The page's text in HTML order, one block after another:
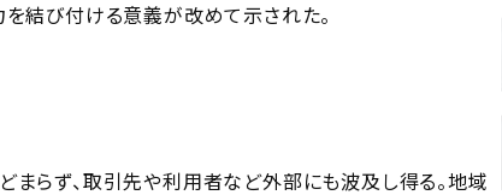
結び付ける意義が改めて示された。
らず、取引先や利用者など外部にも波及し得る。地域